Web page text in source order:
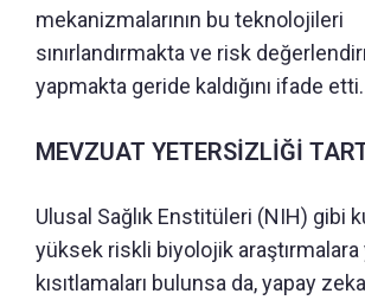
mekanizmalarının bu teknolojileri
sınırlandırmakta ve risk
yapmakta geride kaldığını ifade etti.
MEVZUAT YETERSİZLİĞİ
Ulusal Sağlık Enstitüleri (NIH) gibi
yüksek riskli biyolojik araştırmalara
kısıtlamaları bulunsa da, yapay